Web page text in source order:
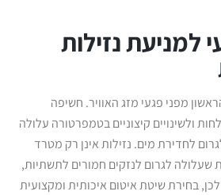
למניעת נזילות
מפני פגעי מזג האוויר. חשיפה
ולשינויים קיצוניים בטמפרטורה עלולה
לחדירת מים. נזילות אינן רק מטרד
לגרום לנזקים חמורים לתשתיות,
בחירת שיטת איטום איכותית ומקצועית